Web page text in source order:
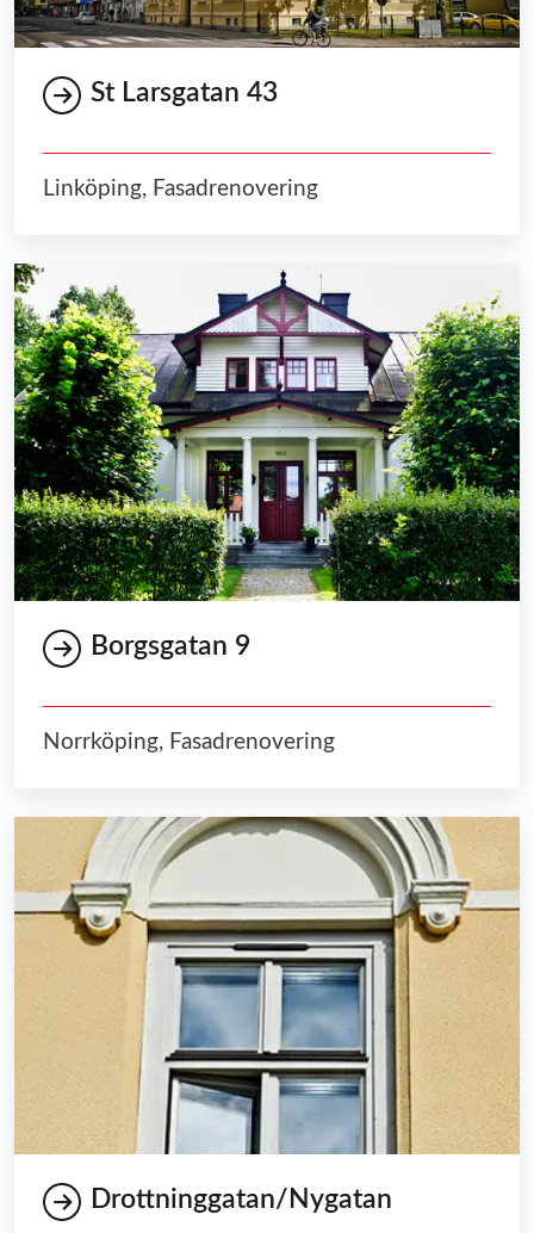
St Larsgatan 43
Linköping, Fasadrenovering
Borgsgatan 9
Norrköping, Fasadrenovering
Drottninggatan/Nygatan